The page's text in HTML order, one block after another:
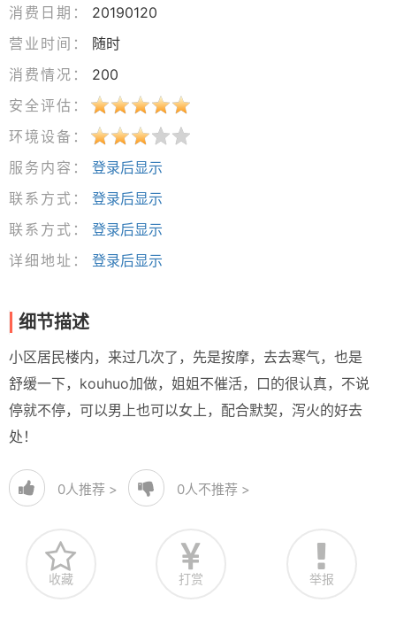
消费日期：
20190120
营业时间：
随时
消费情况：
200
安全评估：
环境设备：
服务内容：
登录后显示
联系方式：
登录后显示
联系方式：
登录后显示
详细地址：
登录后显示
细节描述
小区居民楼内，来过几次了，先是按摩，去去寒气，也是
舒缓一下，kouhuo加做，姐姐不催活，口的很认真，不说
停就不停，可以男上也可以女上，配合默契，泻火的好去
处！
0人推荐 > 0人不推荐 >
收藏 打赏 举报